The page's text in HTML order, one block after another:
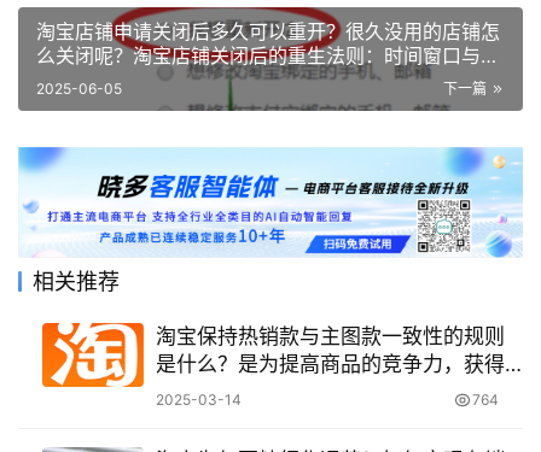
淘宝店铺申请关闭后多久可以重开？很久没用的店铺怎
么关闭呢？淘宝店铺关闭后的重生法则：时间窗口与违
规红线！
下一篇
2025-06-05
相关推荐
淘宝保持热销款与主图款一致性的规则
是什么？是为提高商品的竞争力，获得
更多的流量和更好的销售业绩！
2025-03-14 764